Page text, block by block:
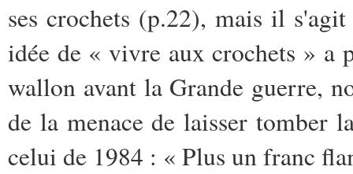
ses crochets (p.22), mais il
idée de « vivre aux crochets » a
wallon avant la Grande guerre,
de la menace de laisser tomber
celui de 1984 : « Plus un franc